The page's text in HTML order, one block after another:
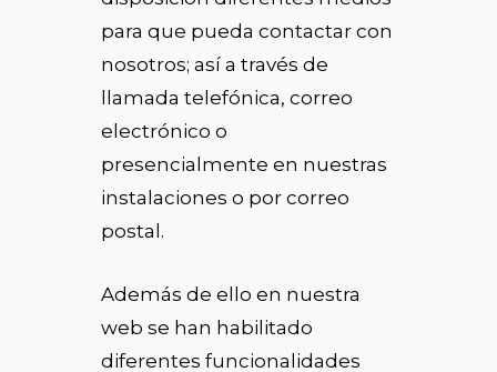
para que pueda contactar con
nosotros; así a través de
llamada telefónica, correo
electrónico o
presencialmente en nuestras
instalaciones o por correo
postal.
Además de ello en nuestra
web se han habilitado
diferentes funcionalidades